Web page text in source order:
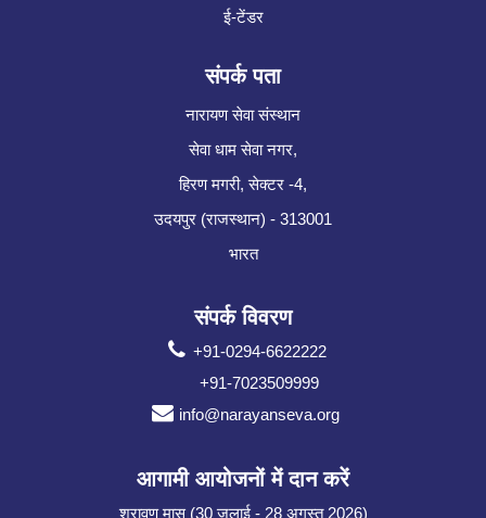
ई-टेंडर
संपर्क पता
नारायण सेवा संस्थान
सेवा धाम सेवा नगर,
हिरण मगरी, सेक्टर -4,
उदयपुर (राजस्थान) - 313001
भारत
संपर्क विवरण
+91-0294-6622222
+91-7023509999
info@narayanseva.org
आगामी आयोजनों में दान करें
श्रावण मास (30 जुलाई - 28 अगस्त 2026)